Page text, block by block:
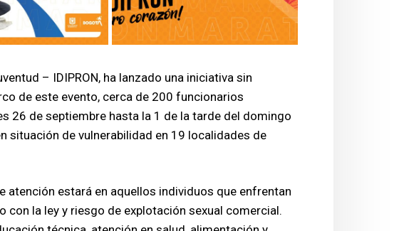
– IDIPRON, ha lanzado una iniciativa sin
de este evento, cerca de 200 funcionarios
26 de septiembre hasta la 1 de la tarde del domingo
situación de vulnerabilidad en 19 localidades de
estará en aquellos individuos que enfrentan
la ley y riesgo de explotación sexual comercial.